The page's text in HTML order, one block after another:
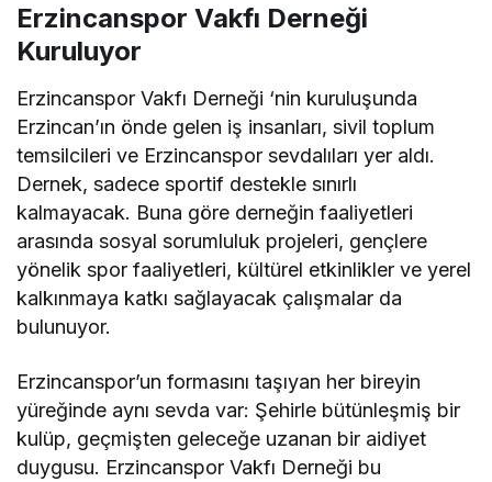
Erzincanspor Vakfı Derneği
Kuruluyor
Erzincanspor Vakfı Derneği ‘nin kuruluşunda
Erzincan’ın önde gelen iş insanları, sivil toplum
temsilcileri ve Erzincanspor sevdalıları yer aldı.
Dernek, sadece sportif destekle sınırlı
kalmayacak. Buna göre derneğin faaliyetleri
arasında sosyal sorumluluk projeleri, gençlere
yönelik spor faaliyetleri, kültürel etkinlikler ve yerel
kalkınmaya katkı sağlayacak çalışmalar da
bulunuyor.
Erzincanspor’un formasını taşıyan her bireyin
yüreğinde aynı sevda var: Şehirle bütünleşmiş bir
kulüp, geçmişten geleceğe uzanan bir aidiyet
duygusu. Erzincanspor Vakfı Derneği bu